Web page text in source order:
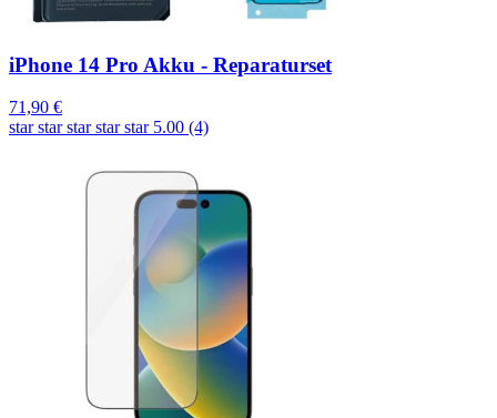
iPhone 14 Pro Akku - Reparaturset
71,90 €
star star star star star 5.00 (4)